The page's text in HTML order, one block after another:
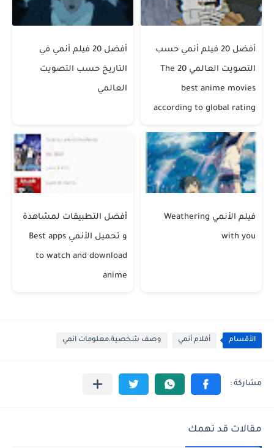
أفضل 20 فيلم أنمي حسب
التصويت العالمي The 20
best anime movies
according to global rating
أفضل 20 فيلم أنمي في
التاريخ حسب التصويت
العالمي
فيلم الأنمي Weathering
with you
أفضل التطبيقات لمشاهدة
و تحميل الأنمي Best apps
to watch and download
anime
الأقسام أفلام أنمي وصف شخصية،معلومات انمي
مقالات قد تهمك